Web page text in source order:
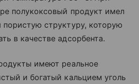
полукоксовый продукт имел
пористую структуру, которую
в качестве адсорбента.
имеют реальное
и богатый кальцием уголь